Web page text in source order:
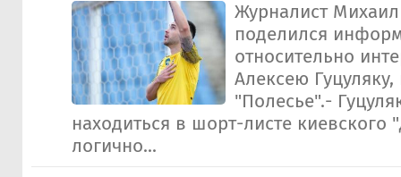
Журналист
поделился
относительно
Алексею
"Полесье".-
находиться в шорт-листе киевского
логично...